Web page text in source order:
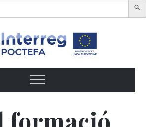
frutos
Menu
formació